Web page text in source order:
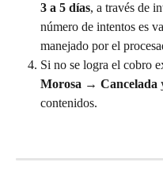
3 a 5 días, a través de
número de intentos es
manejado por el
Si no se logra el cobro
Morosa → Cancelada
contenidos.